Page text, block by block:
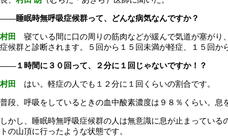
――睡眠時無呼吸症候群って、どんな病気なんですか？
村田
寝ている間に口の周りの筋肉などが緩んで気道が塞がり
症候群と診断されます。５回から１５回未満が軽症、１５回か
――１時間に３０回って、２分に１回じゃないですか！？
村田 はい。軽症の人でも１２分に１回くらいの割合です。
普段、呼吸をしているときの血中酸素濃度は９８％くらい。
しかし、睡眠時無呼吸症候群の人は無意識に息が止まってい
トの山頂に行ったような状態です。